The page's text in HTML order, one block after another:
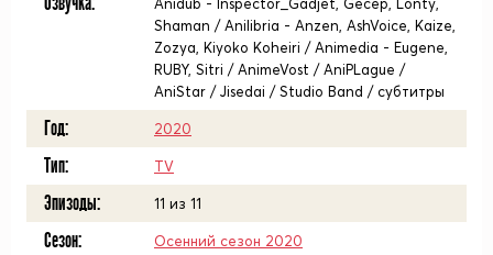
Shaman / Anilibria - Anzen, AshVoice, Kaize,
Zozya, Kiyoko Koheiri / Animedia - Eugene,
RUBY, Sitri / AnimeVost / AniPLague /
AniStar / Jisedai / Studio Band / субтитры
Год: 2020
Тип: TV
Эпизоды: 11 из 11
Сезон: Осенний сезон 2020